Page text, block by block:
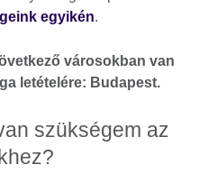
egyikén.
városokban van
letételére: Budapest.
szükségem az